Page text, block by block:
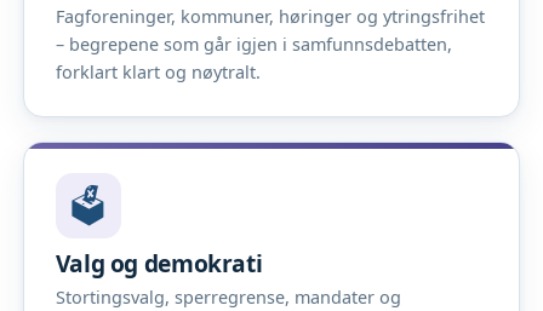
Fagforeninger, kommuner, høringer og ytringsfrihet
– begrepene som går igjen i samfunnsdebatten,
forklart klart og nøytralt.
🗳️
Valg og demokrati
Stortingsvalg, sperregrense, mandater og